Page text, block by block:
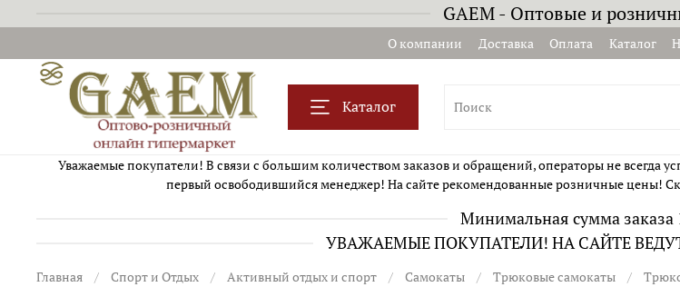
GAEM - Оптовые и
О компании Доставка Оплата Каталог
Каталог
Уважаемые покупатели! В связи с большим количеством заказов и обращений, операторы не всегда
первый освободившийся менеджер! На сайте рекомендованные розничные цены!
Минимальная сумма заказа
УВАЖАЕМЫЕ ПОКУПАТЕЛИ! НА САЙТЕ
Главная Спорт и Отдых Активный отдых и спорт Самокаты Трюковые самокаты